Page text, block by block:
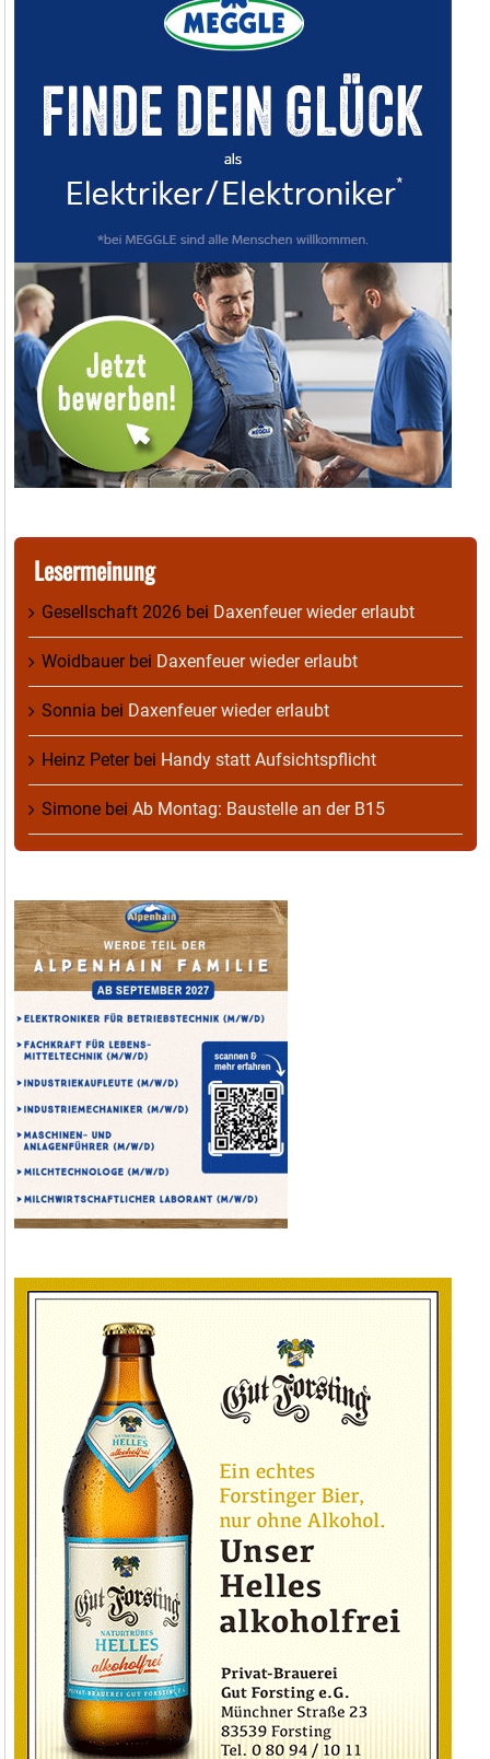
Lesermeinung
Gesellschaft 2026 bei Daxenfeuer wieder erlaubt
Woidbauerbei Daxenfeuer wieder erlaubt
Sonnia bei Daxenfeuer wieder erlaubt
Heinz Peterbei Handy statt Aufsichtspflicht
Simone bei Ab Montag: Baustelle an der B15